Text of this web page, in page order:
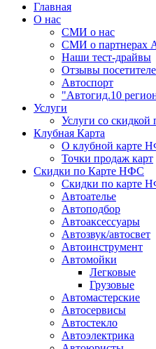
Главная
О нас
СМИ о нас
СМИ о партнерах
Наши тест-драйвы
Отзывы
Автоспорт
"Автогид.10
Услуги
Услуги со
Клубная Карта
О клубной карте
Точки продаж карт
Скидки по Карте НФС
Скидки по карте
Автоателье
Автоподбор
Автоаксессуары
Автозвук/автосвет
Автоинструмент
Автомойки
Легковые
Грузовые
Автомастерские
Автосервисы
Автостекло
Автоэлектрика